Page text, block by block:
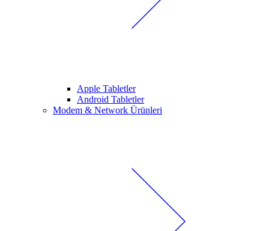
Apple Tabletler
Android Tabletler
Modem & Network Ürünleri